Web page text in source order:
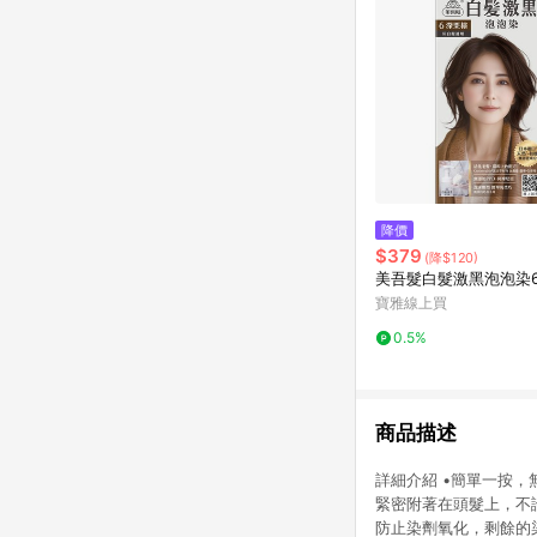
降價
$379 (降$120)
美吾髮白髮激黑泡泡染
寶雅線上買
0.5%
商品描述
詳細介紹 •簡單一按，
緊密附著在頭髮上，
防止染劑氧化，剩餘